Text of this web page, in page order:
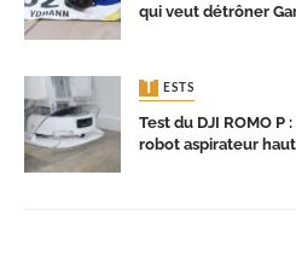
qui veut détrôner
TESTS
Test du DJI ROMO P
robot aspirateur